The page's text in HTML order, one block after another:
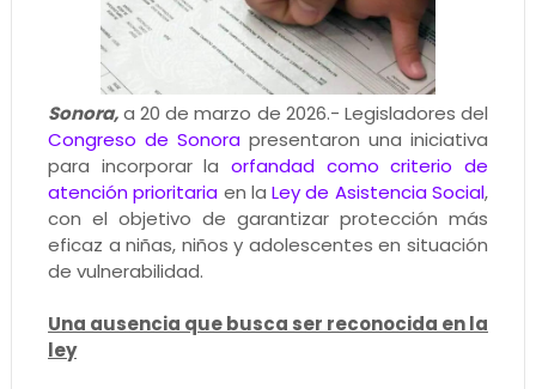
Sonora,a 20 de marzo de 2026.- Legisladores del
Congreso de Sonorapresentaron una iniciativa
para incorporar la orfandad como criterio de
atención prioritaria en laLey de Asistencia Social,
con el objetivo de garantizar protección más
eficaz a niñas, niños y adolescentes en situación
de vulnerabilidad.
Una ausencia que busca ser reconocida en la
ley